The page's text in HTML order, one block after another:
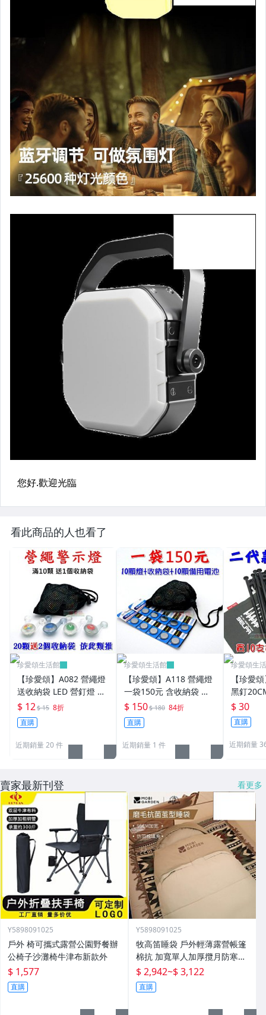
看此商品的人也看了
珍愛頌生活館
【珍愛頌】A082 營繩燈
送收納袋 LED 營釘燈 帳
篷燈 露營燈 警示燈 營燈
掛繩燈 青蛙燈 帳篷 炊事
帳 客廳帳
$ 12$ 15 8折
直購
近期銷量 20 件
珍愛頌生活館
【珍愛頌】A118 營繩燈
一袋150元 含收納袋 備
用電池 營釘燈 帳篷燈 露
營燈 警示燈 營燈 掛繩燈
帳篷 青蛙燈
$ 150$ 180 84折
直購
近期銷量 1 件
珍愛頌生
【珍愛
黑釘
收納袋
帳 天幕
營繩 非
$ 30
直購
近期銷量
賣家最新刊登 看更多
Y5898091025
戶外 椅可攜式露營公園野餐辦
公椅子沙灘椅牛津布新款外
$ 1,577
直購
Y5898091025
牧高笛睡袋 戶外輕薄露營帳篷
棉抗 加寬單人加厚攬月防寒被
子
$ 2,942~$ 3,122
直購